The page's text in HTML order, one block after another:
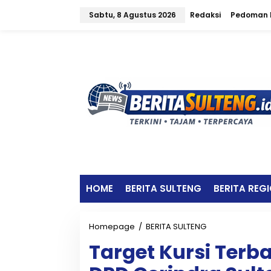
Sabtu, 8 Agustus 2026 Redaksi Pedoman
HOME BERITA SULTENG BERITA
Homepage / BERITA SULTENG
r
g
Target Kursi